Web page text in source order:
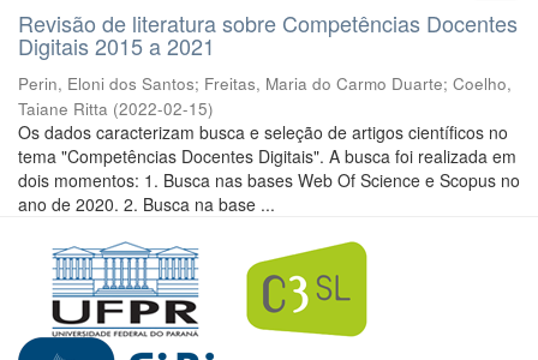
Revisão de literatura sobre Competências Docentes
Digitais 2015 a 2021
Perin, Eloni dos Santos; Freitas, Maria do Carmo Duarte; Coelho,
Taiane Ritta (2022-02-15)
Os dados caracterizam busca e seleção de artigos científicos no
tema "Competências Docentes Digitais". A busca foi realizada em
dois momentos: 1. Busca nas bases Web Of Science e Scopus no
ano de 2020. 2. Busca na base ...